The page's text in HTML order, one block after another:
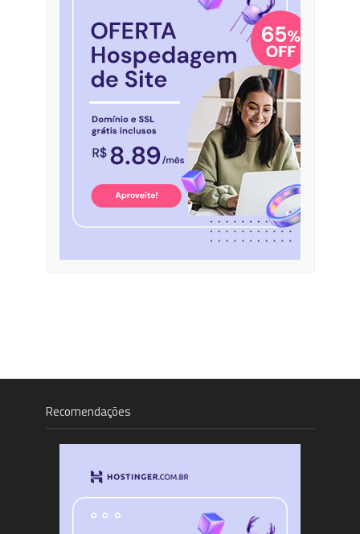
Recomendações